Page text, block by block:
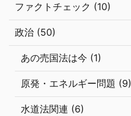
ファクトチェック (10)
政治 (50)
あの売国法は今 (1)
原発・エネルギー問題 (9)
水道法関連 (6)